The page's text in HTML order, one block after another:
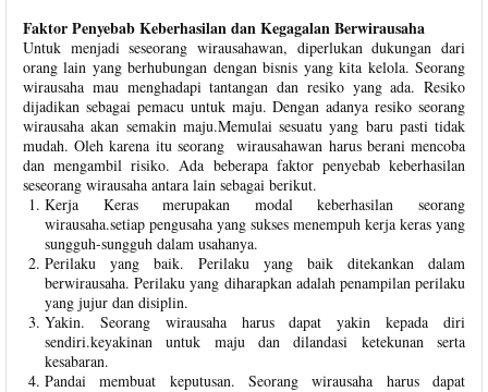
Faktor Penyebab Keberhasilan dan Kegagalan Berwirausaha
Untuk menjadi seseorang wirausahawan, diperlukan dukungan dari
orang lain yang berhubungan dengan bisnis yang kita kelola. Seorang
wirausaha mau menghadapi tantangan dan resiko yang ada. Resiko
dijadikan sebagai pemacu untuk maju. Dengan adanya resiko seorang
wirausaha akan semakin maju.Memulai sesuatu yang baru pasti tidak
mudah. Oleh karena itu seorang wirausahawan harus berani mencoba
dan mengambil risiko. Ada beberapa faktor penyebab keberhasilan
seseorang wirausaha antara lain sebagai berikut.
Kerja Keras merupakan modal keberhasilan seorang
wirausaha.setiap pengusaha yang sukses menempuh kerja keras yang
sungguh-sungguh dalam usahanya.
Perilaku yang baik. Perilaku yang baik ditekankan dalam
berwirausaha. Perilaku yang diharapkan adalah penampilan perilaku
yang jujur dan disiplin.
Yakin. Seorang wirausaha harus dapat yakin kepada diri
sendiri.keyakinan untuk maju dan dilandasi ketekunan serta
kesabaran.
Pandai membuat keputusan. Seorang wirausaha harus dapat